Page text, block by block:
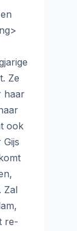
Ze
haar
ook
Zal
re-